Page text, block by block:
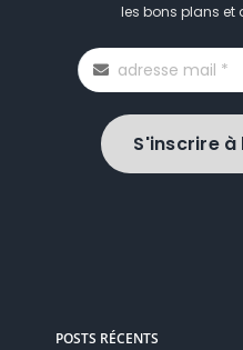
les bons plans et
S'inscrire
POSTS RÉCENTS